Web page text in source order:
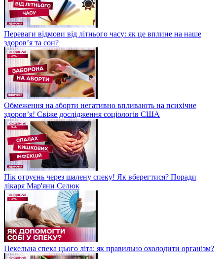
Переваги відмови від літнього часу: як це вплине на наше
здоров’я та сон?
Обмеження на аборти негативно впливають на психічне
здоров’я! Свіже дослідження соціологів США
Пік отруєнь через шалену спеку! Як вберегтися? Поради
лікаря Мар'яни Селюк
Пекельна спека цього літа: як правильно охолодити організм?